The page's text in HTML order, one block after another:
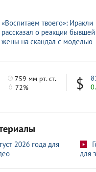
«Воспитаем твоего»: Иракли
рассказал о реакции бывшей
жены на скандал с моделью
759 мм рт. ст.
72%
2026 года для
для